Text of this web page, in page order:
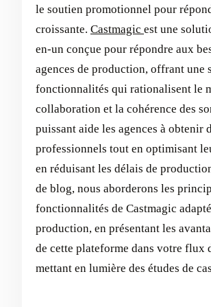
le soutien promotionnel pour
croissante. Castmagic est une
en-un conçue pour répondre aux
agences de production, offrant une
fonctionnalités qui rationalisent le
collaboration et la cohérence des
puissant aide les agences à obtenir
professionnels tout en optimisant
en réduisant les délais de
de blog, nous aborderons les
fonctionnalités de Castmagic
production, en présentant les
de cette plateforme dans votre flux
mettant en lumière des études de